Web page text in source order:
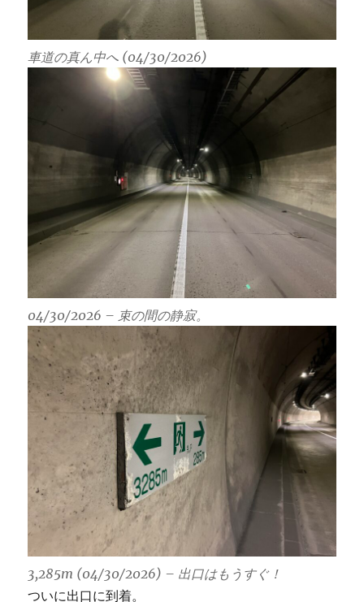
車道の真ん中へ (04/30/2026)
04/30/2026 – 束の間の静寂。
3,285m (04/30/2026) – 出口はもうすぐ！
ついに出口に到着。